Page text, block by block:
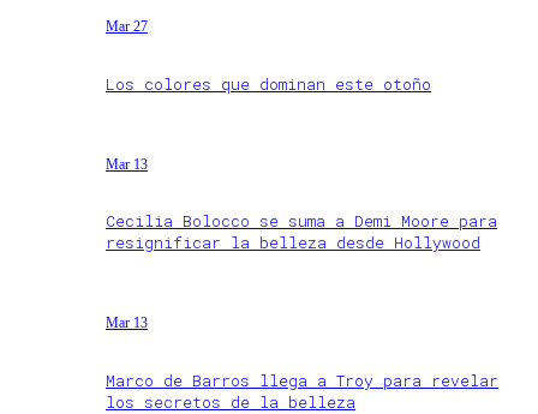
Mar 27
Los colores que dominan este otoño
Mar 13
Cecilia Bolocco se suma a Demi Moore para
resignificar la belleza desde Hollywood
Mar 13
Marco de Barros llega a Troy para revelar
los secretos de la belleza